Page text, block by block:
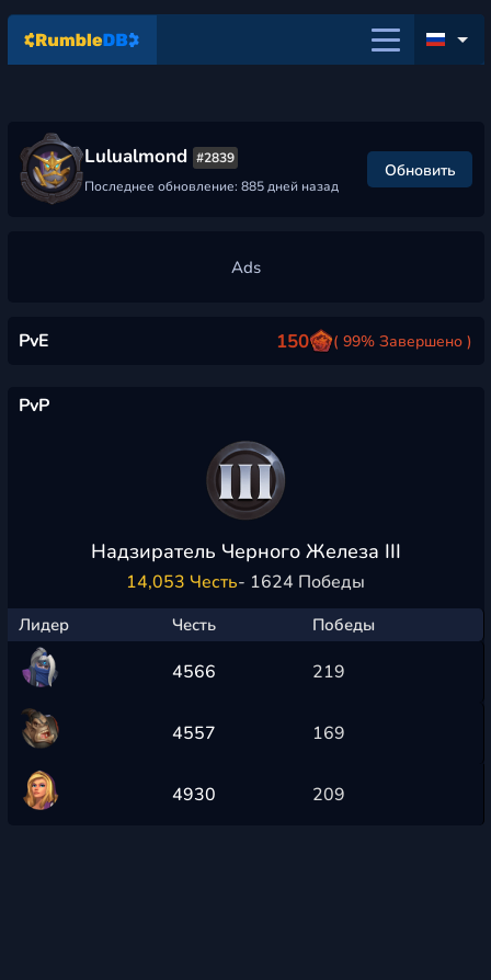
Lulualmond #2839
Последнее обновление: 885 дней назад
Обновить
PvE 150 ( 99% Завершено )
PvP
Надзиратель Черного Железа III
14,053 Честь- 1624 Победы
Лидер Честь Победы
4566 219
4557 169
4930 209